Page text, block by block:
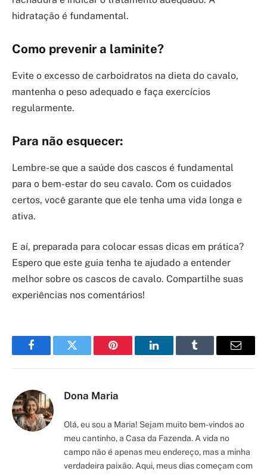
hidratação é fundamental.
Como prevenir a laminite?
Evite o excesso de carboidratos na dieta do cavalo,
mantenha o peso adequado e faça exercícios
regularmente.
Para não esquecer:
Lembre-se que a saúde dos cascos é fundamental
para o bem-estar do seu cavalo. Com os cuidados
certos, você garante que ele tenha uma vida longa e
ativa.
E aí, preparada para colocar essas dicas em prática?
Espero que este guia tenha te ajudado a entender
melhor sobre os cascos de cavalo. Compartilhe suas
experiências nos comentários!
FacebookTwitter Pinterest LinkedInTumblr Email
Dona Maria
Olá, eu sou a Maria! Sejam muito bem-vindos ao
meu cantinho, a Casa da Fazenda. A vida no
campo não é apenas meu endereço, mas a minha
verdadeira paixão. Aqui, meus dias começam com